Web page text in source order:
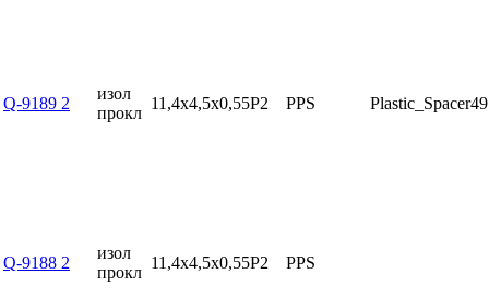
Q-9189 2
изол
прокл
11,4x4,5x0,55P2 PPS
Q-9188 2
изол
прокл
11,4x4,5x0,55P2 PPS